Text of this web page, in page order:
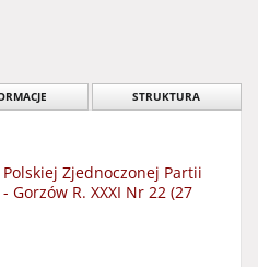
STRUKTURA
Zjednoczonej Partii
Gorzów R. XXXI Nr 22 (27